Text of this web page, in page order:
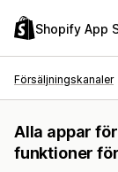
Shopify App
Försäljningskanaler
Alla appar
funktioner